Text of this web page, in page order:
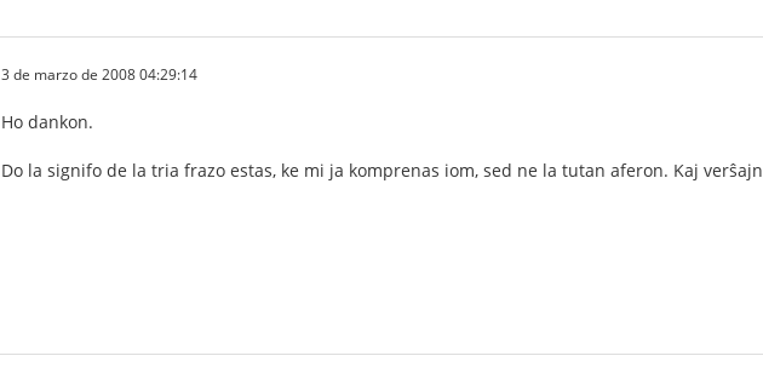
3 de marzo de 2008 04:29:14
Ho dankon.
Do la signifo de la tria frazo estas, ke mi ja komprenas iom, sed ne la tutan aferon. Kaj